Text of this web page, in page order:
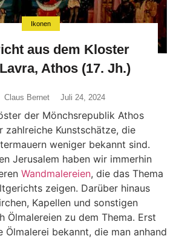
Ikonen
aus dem Kloster
Athos (17. Jh.)
Claus Bernet Juli 24, 2024
der Mönchsrepublik Athos
zahlreiche Kunstschätze, die
weniger bekannt sind.
Jerusalem haben wir immerhin
Wandmalereien, die das Thema
zeigen. Darüber hinaus
Kapellen und sonstigen
Ölmalereien zu dem Thema. Erst
Ölmalerei bekannt, die man anhand